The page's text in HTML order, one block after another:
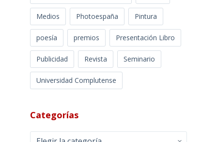
Medios Photoespaña Pintura
poesía premios Presentación Libro
Publicidad Revista Seminario
Universidad Complutense
Categorías
Categorías